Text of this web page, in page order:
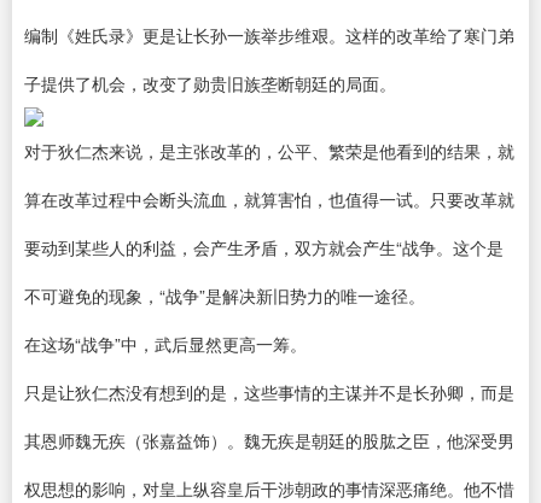
编制《姓氏录》更是让长孙一族举步维艰。这样的改革给了寒门弟
子提供了机会，改变了勋贵旧族垄断朝廷的局面。
对于狄仁杰来说，是主张改革的，公平、繁荣是他看到的结果，就
算在改革过程中会断头流血，就算害怕，也值得一试。只要改革就
要动到某些人的利益，会产生矛盾，双方就会产生“战争。这个是
不可避免的现象，“战争”是解决新旧势力的唯一途径。
在这场“战争”中，武后显然更高一筹。
只是让狄仁杰没有想到的是，这些事情的主谋并不是长孙卿，而是
其恩师魏无疾（张嘉益饰）。魏无疾是朝廷的股肱之臣，他深受男
权思想的影响，对皇上纵容皇后干涉朝政的事情深恶痛绝。他不惜